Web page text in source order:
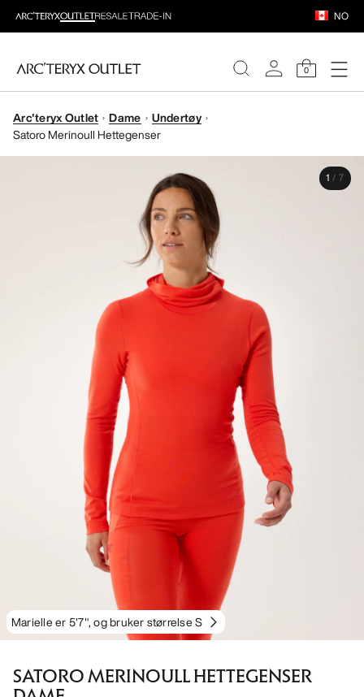
NO
0
DAMER
Arc'teryx Outlet Dame
Undertøy
Satoro Merinoull Hettegenser
Marielle er 5'7", og bruker størrelse S
1 / 7
SATORO MERINOULL HETTEGENSER